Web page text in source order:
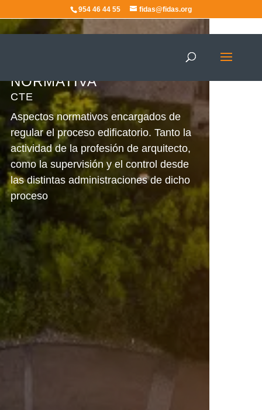
954 46 44 55 fidas@fidas.org
CTE